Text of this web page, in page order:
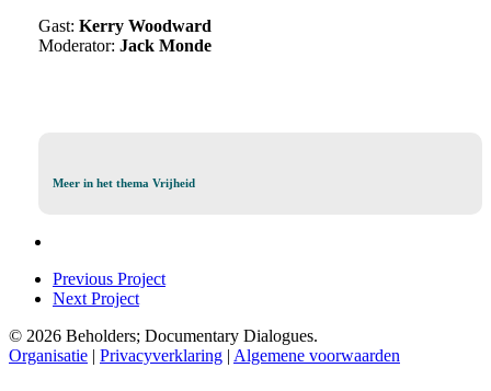
Gast: Kerry Woodward
Moderator: Jack Monde
Meer
Meer in het thema Vrijheid
Previous Project
Next Project
© 2026 Beholders; Documentary Dialogues.
Organisatie | Privacyverklaring | Algemene voorwaarden